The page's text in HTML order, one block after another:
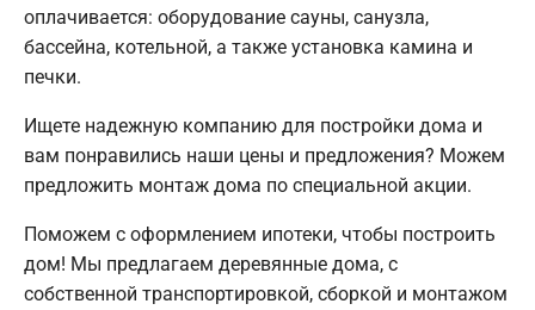
оплачивается: оборудование сауны, санузла,
бассейна, котельной, а также установка камина и
печки.
Ищете надежную компанию для постройки дома и
вам понравились наши цены и предложения? Можем
предложить монтаж дома по специальной акции.
Поможем с оформлением ипотеки, чтобы построить
дом! Мы предлагаем деревянные дома, с
собственной транспортировкой, сборкой и монтажом